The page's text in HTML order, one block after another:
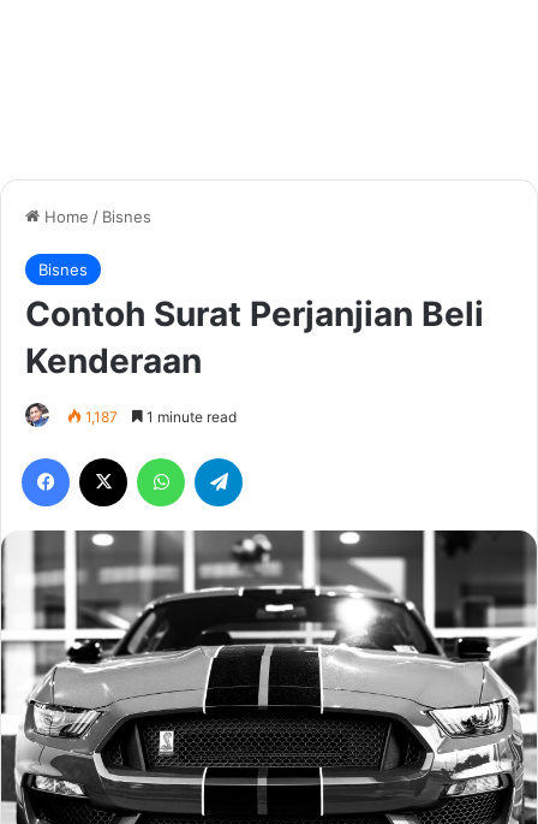
Home / Bisnes
Bisnes
Contoh Surat Perjanjian Beli
Kenderaan
1,187 1 minute read
Facebook WhatsApp